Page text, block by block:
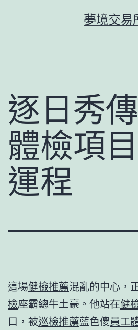
夢境交易
逐日秀
體檢項
運程
這場健檢推薦混亂的中心，
檢座霸總牛土豪。他站在健
口，被巡檢推薦藍色傻員工